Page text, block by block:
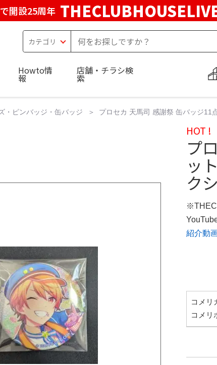
開設25周年
Howto情
報
店舗・チラシ検
索
・ピンバッジ・缶バッジ プロセカ 天馬司 感謝祭 缶バッジ11
HOT !
プ
ッ
ク
紹介動
コメリ
コメリ